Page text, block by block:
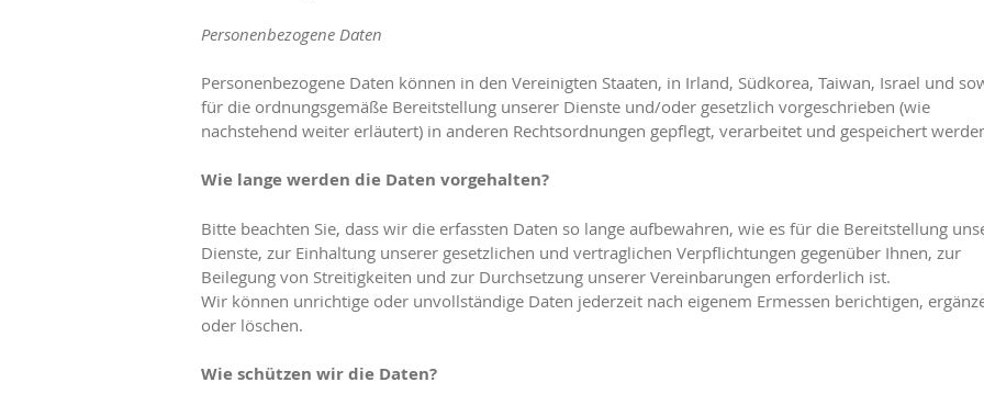
Personenbezogene Daten
Personenbezogene Daten können in den Vereinigten Staaten, in Irland, Südkorea, Taiwan, Israel und
für die ordnungsgemäße Bereitstellung unserer Dienste und/oder gesetzlich vorgeschrieben (wie
nachstehend weiter erläutert) in anderen Rechtsordnungen gepflegt, verarbeitet und gespeichert
Wie lange werden die Daten vorgehalten?
Bitte beachten Sie, dass wir die erfassten Daten so lange aufbewahren, wie es für die Bereitstellung
Dienste, zur Einhaltung unserer gesetzlichen und vertraglichen Verpflichtungen gegenüber Ihnen, zur
Beilegung von Streitigkeiten und zur Durchsetzung unserer Vereinbarungen erforderlich ist.
Wir können unrichtige oder unvollständige Daten jederzeit nach eigenem Ermessen berichtigen,
oder löschen.
Wie schützen wir die Daten?